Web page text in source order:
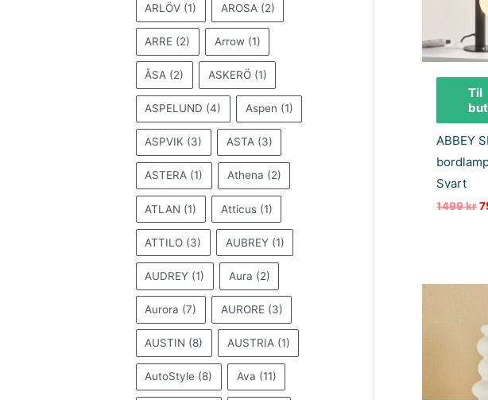
ARLÖV (1) AROSA (2)
ARRE (2) Arrow (1)
ÅSA (2) ASKERÖ (1)
ASPELUND (4) Aspen (1)
ASPVIK (3) ASTA (3)
ASTERA (1) Athena (2)
ATLAN (1) Atticus (1)
ATTILO (3) AUBREY (1)
AUDREY (1) Aura (2)
Aurora (7) AURORE (3)
AUSTIN (8) AUSTRIA (1)
AutoStyle (8) Ava (11)
Til
ABBEY
Svart
1499kr